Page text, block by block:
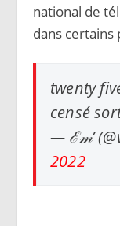
national de
dans certains
twenty
censé
— ℰ𝓂’
2022